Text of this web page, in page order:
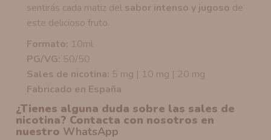
sentirás cada matiz del sabor intenso y jugoso de
este delicioso fruto.
Formato: 10ml
PG/VG: 50/50
Sales de nicotina: 5 mg | 10 mg | 20 mg
Fabricado en España
¿Tienes alguna duda sobre las sales de
nicotina? Contacta con nosotros en
nuestro WhatsApp